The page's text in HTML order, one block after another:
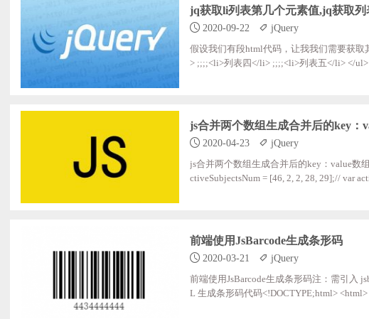
jq获取li列表第几个元素值,jq获取列
2020-09-22 jQuery
假设我们有段html代码，让我我们需要获
> ;;;;<li>列表四</li> ;;;;<li>列表五</li> </
js合并两个数组生成合并后的key：
2020-04-23 jQuery
js合并两个数组生成合并后的key：value数
ctiveSubjectsNum = [46, 2, 2, 28, 29];// var
前端使用JsBarcode生成条形码
2020-03-21 jQuery
前端使用JsBarcode生成条形码注：需引入
L 生成条形码代码<!DOCTYPE;html>